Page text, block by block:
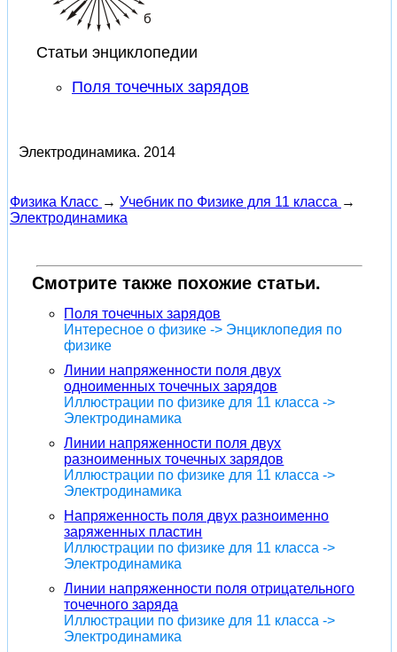
Статьи энциклопедии
Поля точечных зарядов
Электродинамика. 2014
Физика Класс → Учебник по Физике для 11 класса →
Электродинамика
Смотрите также похожие статьи.
Поля точечных зарядов
Интересное о физике -> Энциклопедия по
физике
Линии напряженности поля двух
одноименных точечных зарядов
Иллюстрации по физике для 11 класса ->
Электродинамика
Линии напряженности поля двух
разноименных точечных зарядов
Иллюстрации по физике для 11 класса ->
Электродинамика
Напряженность поля двух разноименно
заряженных пластин
Иллюстрации по физике для 11 класса ->
Электродинамика
Линии напряженности поля отрицательного
точечного заряда
Иллюстрации по физике для 11 класса ->
Электродинамика